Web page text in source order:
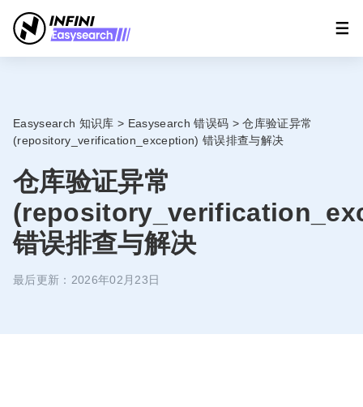
Easysearch 知识库 > Easysearch 错误码 > 仓库验证异常
(repository_verification_exception) 错误排查与解决
仓库验证异常
错误排查与解决
最后更新：2026年02月23日